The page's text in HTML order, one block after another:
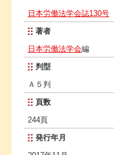
日本労働法学会誌130号
著者
日本労働法学会編
判型
Ａ５判
頁数
244頁
発行年月